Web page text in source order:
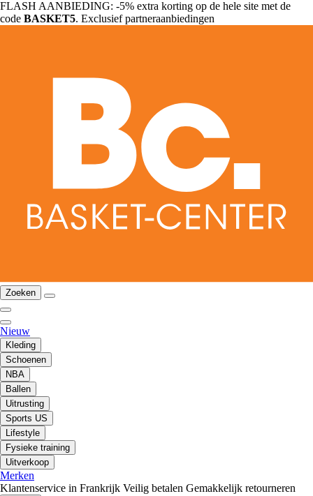
FLASH AANBIEDING: -5% extra korting op de hele site met de
code BASKET5. Exclusief partneraanbiedingen
Zoeken
Nieuw
Kleding
Schoenen
NBA
Ballen
Uitrusting
Sports US
Lifestyle
Fysieke training
Uitverkoop
Merken
Klantenservice in Frankrijk Veilig betalen Gemakkelijk retourneren